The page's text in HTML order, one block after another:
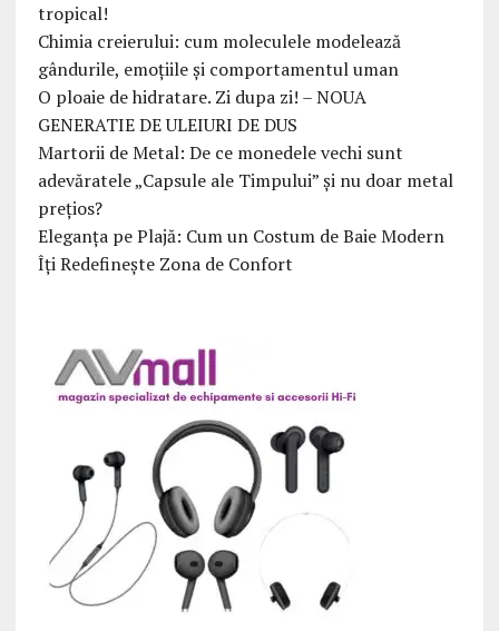
tropical!
Chimia creierului: cum moleculele modelează
gândurile, emoțiile și comportamentul uman
O ploaie de hidratare. Zi dupa zi! – NOUA
GENERATIE DE ULEIURI DE DUS
Martorii de Metal: De ce monedele vechi sunt
adevăratele „Capsule ale Timpului” și nu doar metal
prețios?
Eleganța pe Plajă: Cum un Costum de Baie Modern
Îți Redefinește Zona de Confort